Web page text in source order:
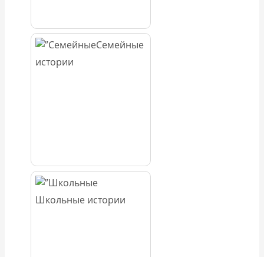
Семейные
истории
Школьные истории